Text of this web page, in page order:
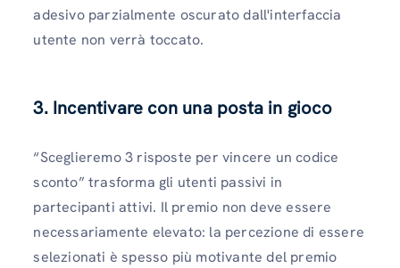
adesivo parzialmente oscurato dall'interfaccia
utente non verrà toccato.
3. Incentivare con una posta in gioco
“Sceglieremo 3 risposte per vincere un codice
sconto” trasforma gli utenti passivi in ​​
partecipanti attivi. Il premio non deve essere
necessariamente elevato: la percezione di essere
selezionati è spesso più motivante del premio